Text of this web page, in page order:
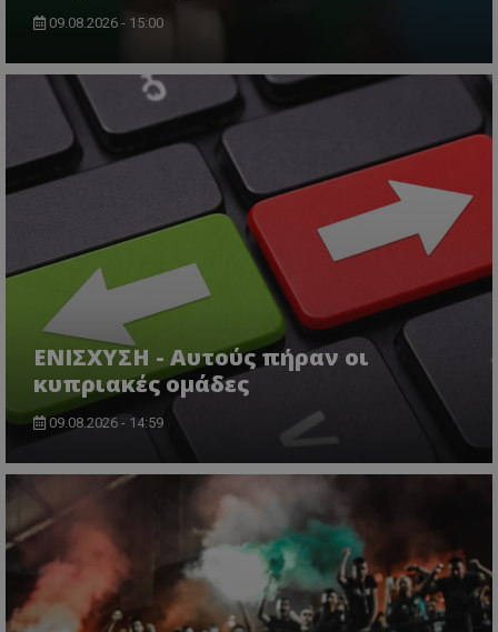
09.08.2026 - 15:00
ΕΝΙΣΧΥΣΗ - Αυτούς πήραν οι
κυπριακές ομάδες
09.08.2026 - 14:59